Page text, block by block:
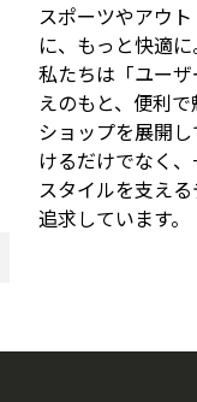
スポーツやアウ
に、もっと快適
私たちは「ユー
えのもと、便利
ショップを展開
けるだけでなく
スタイルを支え
追求しています。